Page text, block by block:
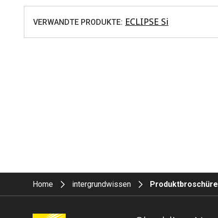
VERWANDTE PRODUKTE: ECLIPSE Si
Home intergrundwissen